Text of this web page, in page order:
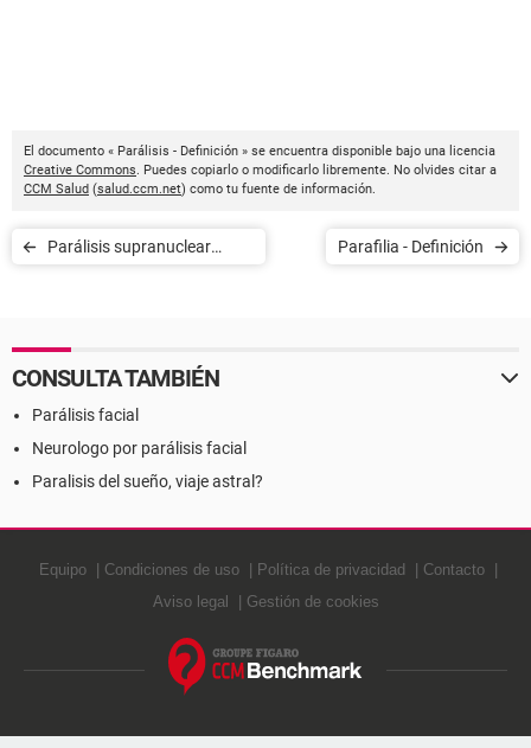
El documento « Parálisis - Definición » se encuentra disponible bajo una licencia
Creative Commons. Puedes copiarlo o modificarlo libremente. No olvides citar a
CCM Salud (salud.ccm.net) como tu fuente de información.
Parálisis supranuclear
Parafilia - Definición
CONSULTA TAMBIÉN
Parálisis facial
Neurologo por parálisis facial
Paralisis del sueño, viaje astral?
Equipo Condiciones de uso Política de privacidad
Contacto
Aviso legal
Gestión de cookies